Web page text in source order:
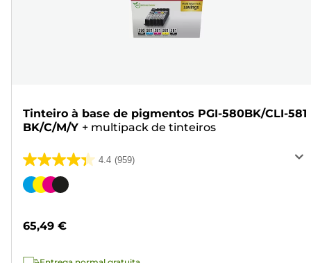
Tinteiro à base de pigmentos PGI-580BK/CLI-581
BK/C/M/Y + multipack de tinteiros
4.4 (959)
4.4
em
959
Cartucho
65,49 €